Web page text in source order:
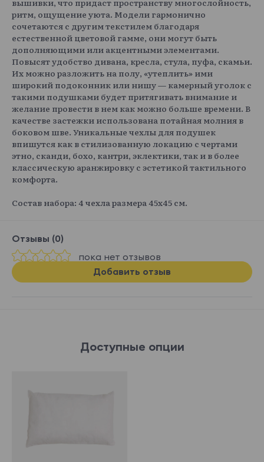
ритм, ощущение уюта. Модели гармонично
сочетаются с другим текстилем благодаря
естественной цветовой гамме, они могут быть
дополняющими или акцентными элементами.
Повысят удобство дивана, кресла, стула, пуфа, скамьи.
Их можно разложить на полу, «утеплить» ими
широкий подоконник или нишу — камерный уголок с
такими подушками будет притягивать внимание и
желание провести в нем как можно больше времени. В
качестве застежки использована потайная молния в
боковом шве. Уникальные чехлы для подушек
впишутся как в стилизованную локацию с чертами
этно, сканди, бохо, кантри, эклектики, так и в более
классическую аранжировку с эстетикой тактильного
комфорта.
Состав набора: 4 чехла размера 45x45 см.
Отзывы (0)
пока нет отзывов
Добавить отзыв
Доступные опции